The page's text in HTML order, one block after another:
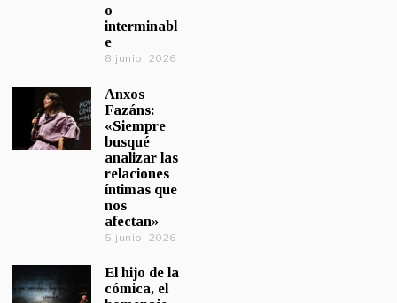
o
interminabl
e
8 junio, 2026
Anxos
Fazáns:
«Siempre
busqué
analizar las
relaciones
íntimas que
nos
afectan»
5 junio, 2026
El hijo de la
cómica, el